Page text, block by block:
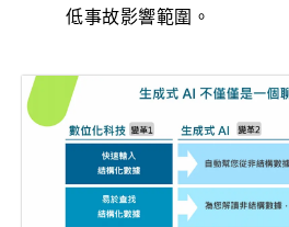
低事故影響範圍。